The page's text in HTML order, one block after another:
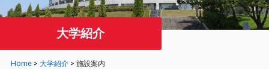
大学紹介
Home > 大学紹介 > 施設案内